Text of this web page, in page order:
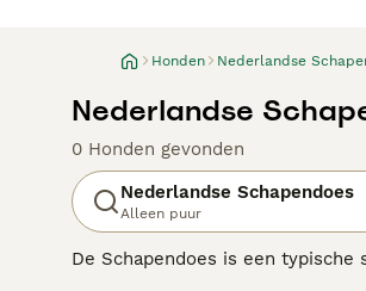
Honden Nederlandse
Nederlandse
0 Honden gevonden
Nederlandse Schapendoes
Alleen puur
De Schapendoes is een